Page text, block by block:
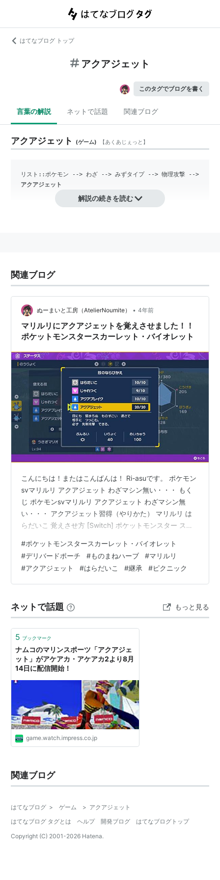
はてなブログ トップ
アクアジェット
このタグでブログを書く
言葉の解説 ネットで話題 関連ブログ
アクアジェット (ゲーム) 【あくあじぇっと 】
リスト::ポケモン
アクアジェット
命中 100 種類
効果 優先度＋1で攻撃を出せる
覚えるポケモンはすべてみずタイプ。覚えるポケモンに
相手へのとどめの一撃としてかなり有用な技と言えるだ
ろう。
類似技
でんこうせっか(ノーマル)
こおりのつぶて(氷)
マッハパンチ
(格闘)
バレットパンチ(鋼)
解説の続きを読む
関連ブログ
ぬーまいと工房（AtelierNoumite） • 4年前
マリルリにアクアジェットを覚えさせました！！
ポケットモンスタースカーレット・バイオレット
こんにちは！またはこんばんは！ Ri-asuです。 ポケモン
svマリルリ アクアジェット わざマシン無い・・・ もく
じ ポケモンsvマリルリ アクアジェット わざマシン無
い・・・ アクアジェット習得（やりかた） マリルリ は
らだいこ 覚えさせ方 [Switch] ポケットモンスター スカ
※3,200ポイントまでご利用可価格: 3500 円楽天で詳細
を見る ポケットモンスターバイオレットで【はらだい
こ】のマリルリさんを育てて思ったのですが、最初に覚
えていたアクアジェット消したら思い出せなくなってい
#ポケットモンスタースカーレット・バイオレット
#デリバードポーチ #ものまねハーブ #マリルリ
#アクアジェット #はらだいこ #継承 #ピクニック
ネットで話題 もっと見る
5 ブックマーク
ナムコのマリンスポーツ「アクアジェ
ット」がアケアカ・アケアカ2より8月
14日に配信開始！
game.watch.impress.co.jp
関連ブログ
はてなブログ > ゲーム > アクアジェット
はてなブログ タグとは
ヘルプ 開発ブログ
はてなブログトップ
Copyright (C) 2001-2026 Hatena.